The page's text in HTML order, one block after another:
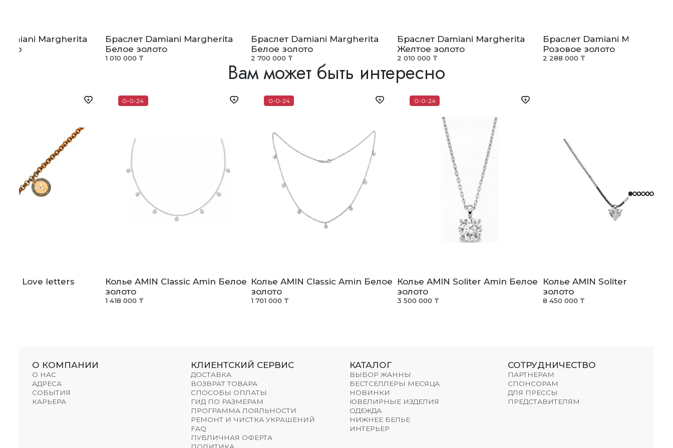
Margherita
Браслет Damiani Margherita
Белое золото
1 010 000 ₸
Браслет Damiani Margherita
Белое золото
2 700 000 ₸
Браслет Damiani Margherita
Желтое золото
2 010 000 ₸
Браслет Damiani Margherita
Розовое золото
2 288 000 ₸
Вам может быть интересно
Love letters
0-0-24
Колье AMIN Classic Amin Белое
золото
1 418 000 ₸
0-0-24
Колье AMIN Classic Amin Белое
золото
1 701 000 ₸
0-0-24
Колье AMIN Soliter Amin Белое
золото
3 500 000 ₸
Колье AMIN Soliter Amin
золото
8 450 000 ₸
О КОМПАНИИ
О НАС
АДРЕСА
СОБЫТИЯ
КАРЬЕРА
КЛИЕНТСКИЙ СЕРВИС
ДОСТАВКА
ВОЗВРАТ ТОВАРА
СПОСОБЫ ОПЛАТЫ
ГИД ПО РАЗМЕРАМ
ПРОГРАММА ЛОЯЛЬНОСТИ
РЕМОНТ И ЧИСТКА УКРАШЕНИЙ
FAQ
ПУБЛИЧНАЯ ОФЕРТА
КАТАЛОГ
ВЫБОР ЖАННЫ
БЕСТСЕЛЛЕРЫ МЕСЯЦА
НОВИНКИ
ЮВЕЛИРНЫЕ ИЗДЕЛИЯ
ОДЕЖДА
НИЖНЕЕ БЕЛЬЕ
ИНТЕРЬЕР
СОТРУДНИЧЕСТВО
ПАРТНЕРАМ
СПОНСОРАМ
ДЛЯ ПРЕССЫ
ПРЕДСТАВИТЕЛЯМ